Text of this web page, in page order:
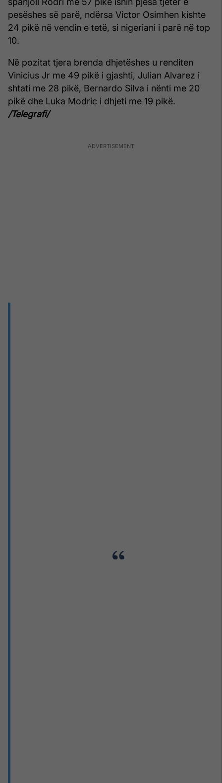
pesëshes së parë, ndërsa Victor Osimhen kishte
24 pikë në vendin e tetë, si nigeriani i parë në top
10.
Në pozitat tjera brenda dhjetëshes u renditen
Vinicius Jr me 49 pikë i gjashti, Julian Alvarez i
shtati me 28 pikë, Bernardo Silva i nënti me 20
pikë dhe Luka Modric i dhjeti me 19 pikë.
/Telegrafi/